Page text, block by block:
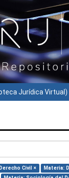
Jurídica Virtual)
Civil ×
Materia: